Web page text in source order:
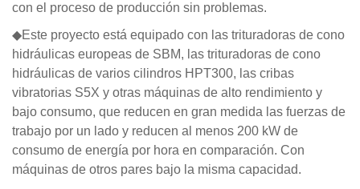
con el proceso de producción sin problemas.
◆Este proyecto está equipado con las trituradoras de cono
hidráulicas europeas de SBM, las trituradoras de cono
hidráulicas de varios cilindros HPT300, las cribas
vibratorias S5X y otras máquinas de alto rendimiento y
bajo consumo, que reducen en gran medida las fuerzas de
trabajo por un lado y reducen al menos 200 kW de
consumo de energía por hora en comparación. Con
máquinas de otros pares bajo la misma capacidad.